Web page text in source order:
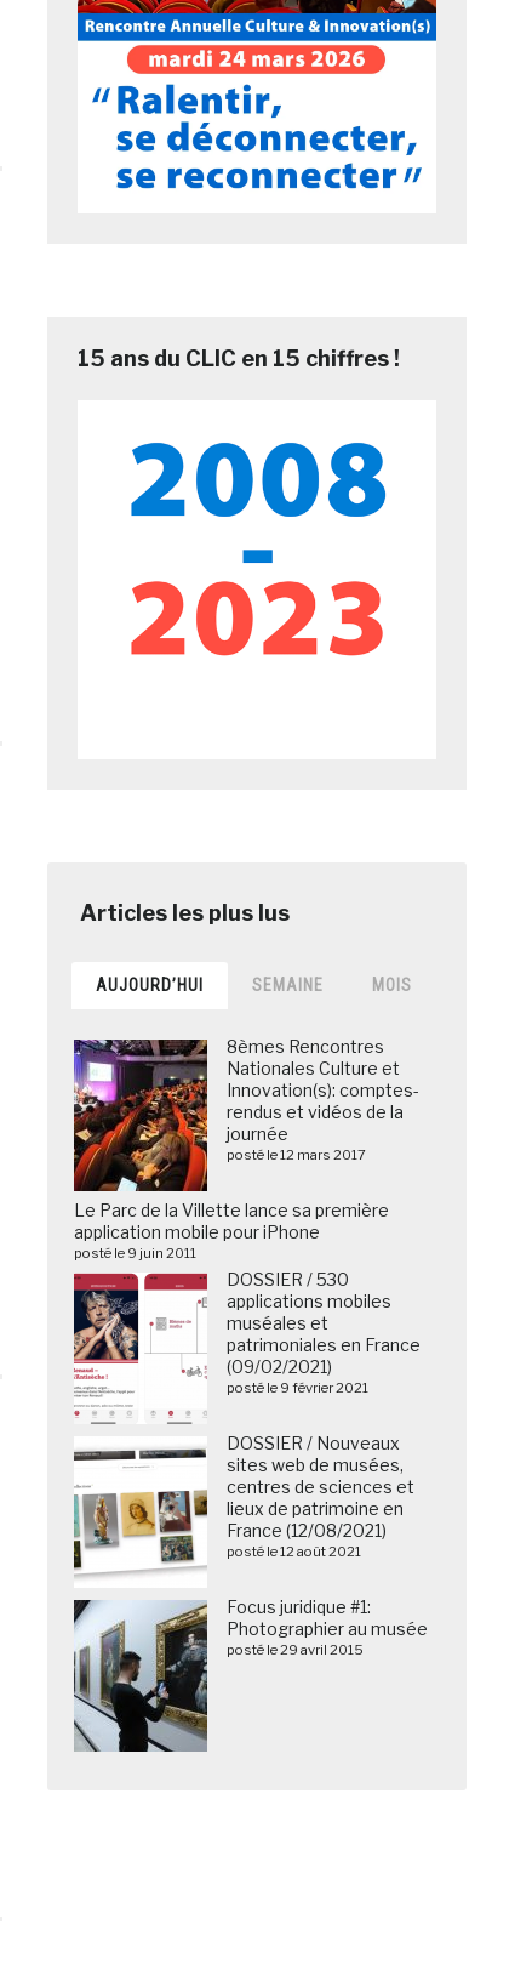
15 ans du CLIC en 15 chiffres !
AUJOURD’HUI SEMAINE MOIS
8èmes Rencontres
Nationales Culture et
Innovation(s): comptes-
rendus et vidéos de la
journée
posté le 12 mars 2017
Le Parc de la Villette lance sa première
application mobile pour iPhone
posté le 9 juin 2011
DOSSIER / 530
applications mobiles
muséales et
patrimoniales en France
(09/02/2021)
posté le 9 février 2021
DOSSIER / Nouveaux
sites web de musées,
centres de sciences et
lieux de patrimoine en
France (12/08/2021)
posté le 12 août 2021
Focus juridique #1:
Photographier au musée
posté le 29 avril 2015